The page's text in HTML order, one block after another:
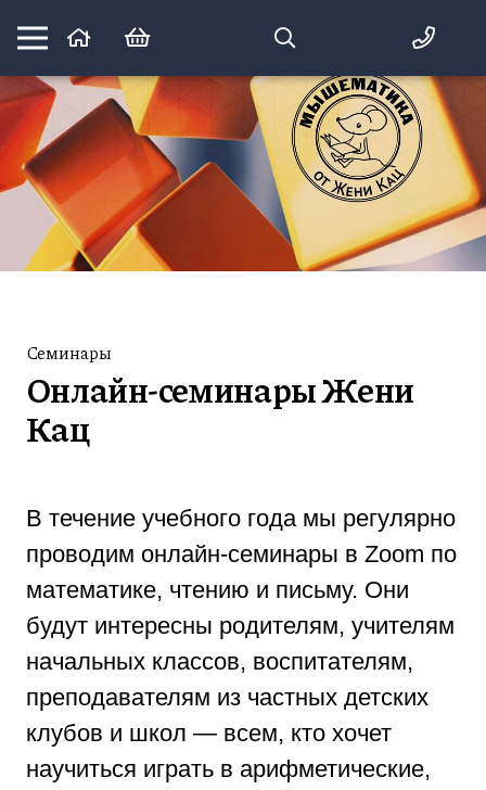
Математика вприпрыжку:
идеи и игры для детей и их родителей
Семинары
Онлайн-семинары Жени
Кац
В течение учебного года мы регулярно
проводим онлайн-семинары в Zoom по
математике, чтению и письму. Они
будут интересны родителям, учителям
начальных классов, воспитателям,
преподавателям из частных детских
клубов и школ — всем, кто хочет
научиться играть в арифметические,